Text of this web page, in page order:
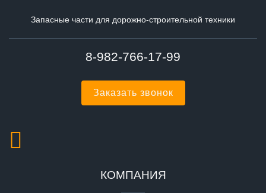
Запасные части для дорожно-строительной техники
8-982-766-17-99
Заказать звонок
КОМПАНИЯ